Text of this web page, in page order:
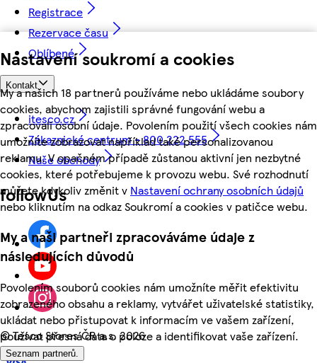
Nastavení soukromí a cookies
My a našich 18 partnerů používáme nebo ukládáme soubory
cookies, abychom zajistili správné fungování webu a
zpracovali osobní údaje. Povolením použití všech cookies nám
umožníte zobrazovat například také personalizovanou
reklamu. V opačném případě zůstanou aktivní jen nezbytné
cookies, které potřebujeme k provozu webu. Své rozhodnutí
můžete kdykoliv změnit v Nastavení ochrany osobních údajů
nebo kliknutím na odkaz Soukromí a cookies v patičce webu.
My a naši partneři zpracováváme údaje z
následujících důvodů
Povolením souborů cookies nám umožníte měřit efektivitu
zobrazeného obsahu a reklamy, vytvářet uživatelské statistiky,
ukládat nebo přistupovat k informacím ve vašem zařízení,
používat přesná data o poloze a identifikovat vaše zařízení.
Seznam partnerů.
Registrace
Rezervace času
Oblíbené
Kontakt
itesco.cz
Zákaznické centrum - 800 222 555
Naše obchody
followUs
©Tesco Stores ČR a.s. 2026